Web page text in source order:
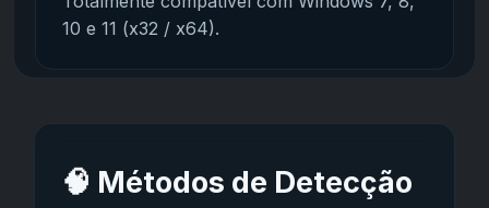
10 e 11 (x32 / x64).
🧠 Métodos de Detecção